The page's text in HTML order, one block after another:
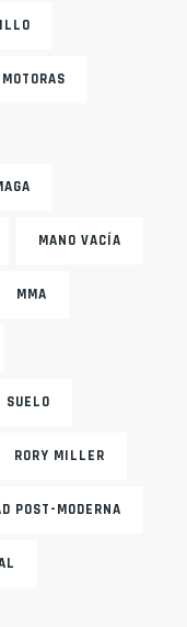
MANO VACÍA
MMA
SUELO
RORY MILLER
POST-MODERNA